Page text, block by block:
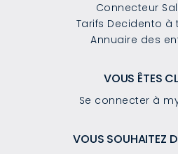
Connecteur
Tarifs Decidento à
Annuaire des
VOUS ÊTES
Se connecter à
VOUS SOUHAITEZ